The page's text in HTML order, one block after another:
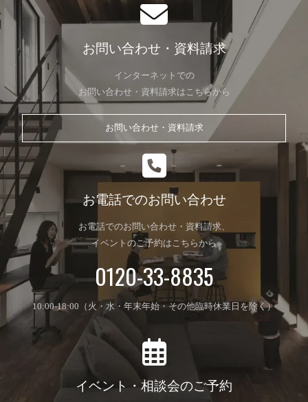
お問い合わせ・資料請求
インターネットでの
お問い合わせ・資料請求はこちらから
お問い合わせ・資料請求
お電話でのお問い合わせ
お電話でのお問い合わせ・資料請求、
イベントのご予約はこちらから
0120-33-8835
10:00-18:00（火・水・年末年始・その他臨時休業日を除く）
イベント・相談会のご予約